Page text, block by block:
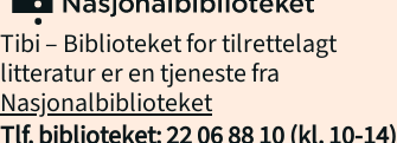
Tibi – Biblioteket for tilrettelagt
litteratur er en tjeneste fra
Nasjonalbiblioteket